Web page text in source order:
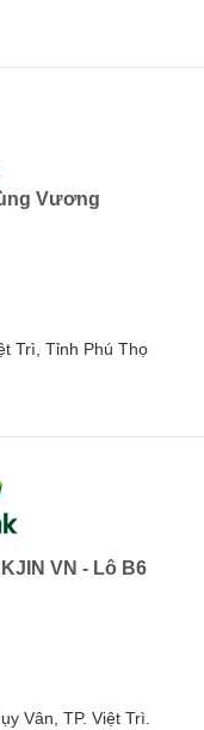
Vương
Trì, Tỉnh Phú Thọ
VN - Lô B6
Vân, TP. Việt Trì.